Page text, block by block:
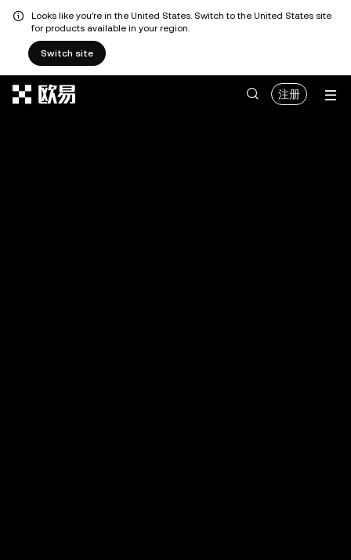
Looks like you're in the United States. Switch to the United States site
for products available in your region.
Switch site
注册